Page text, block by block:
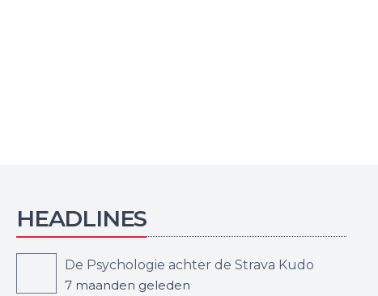
HEADLINES
De Psychologie achter de Strava Kudo
7 maanden geleden